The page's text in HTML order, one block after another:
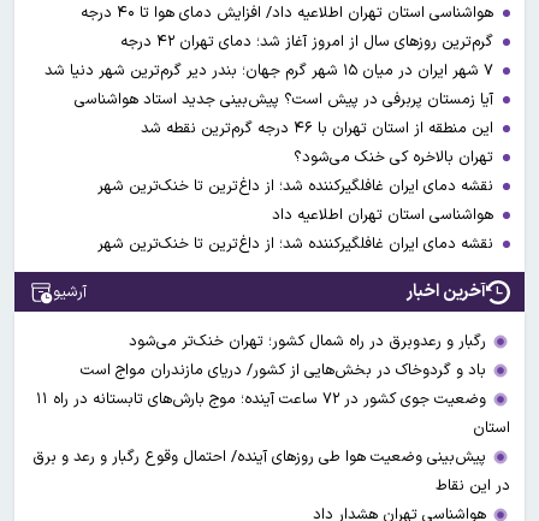
هواشناسی استان تهران اطلاعیه داد/ افزایش دمای هوا تا ۴۰ درجه
گرم‌ترین روزهای سال از امروز آغاز شد؛ دمای تهران ۴۲ درجه
آیا زمستان پربرفی در پیش است؟ پیش‌بینی جدید استاد هواشناسی
این منطقه از استان تهران با ۴۶ درجه گرم‌ترین نقطه شد
تهران بالاخره کی خنک می‌شود؟
نقشه دمای ایران غافلگیرکننده شد؛ از داغ‌ترین تا خنک‌ترین شهر
هواشناسی استان تهران اطلاعیه داد
نقشه دمای ایران غافلگیرکننده شد؛ از داغ‌ترین تا خنک‌ترین شهر
آخرین اخبار آرشیو
رگبار و رعدوبرق در راه شمال کشور؛ تهران خنک‌تر می‌شود
باد و گردوخاک در بخش‌هایی از کشور/ دریای مازندران مواج است
وضعیت جوی کشور در ۷۲ ساعت آینده؛ موج بارش‌های تابستانه در راه ۱۱
استان
پیش‌بینی وضعیت هوا طی روزهای آینده/ احتمال وقوع رگبار و رعد و برق
در این نقاط
هواشناسی تهران هشدار داد